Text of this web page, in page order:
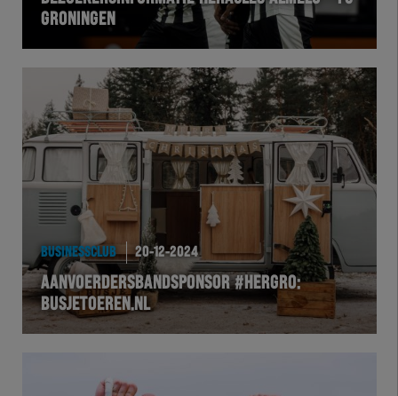
Natuurgras
Wedstrijd
Heracles
BusinessClub
Foundation
GRONINGEN
BUSINESSCLUB 20-12-2024
AANVOERDERSBANDSPONSOR #HERGRO:
BUSJETOEREN.NL